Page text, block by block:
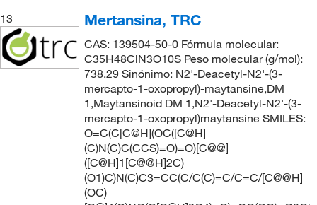
13
Mertansina, TRC
CAS: 139504-50-0 Fórmula molecular:
C35H48ClN3O10S Peso molecular (g/mol):
738.29 Sinónimo: N2'-Deacetyl-N2'-(3-
mercapto-1-oxopropyl)-maytansine,DM
1,Maytansinoid DM 1,N2'-Deacetyl-N2'-(3-
mercapto-1-oxopropyl)maytansine SMILES:
O=C(C[C@H](OC([C@H]
(C)N(C)C(CCS)=O)=O)[C@@]
([C@H]1[C@@H]2C)
(O1)C)N(C)C3=CC(C/C(C)=C/C=C/[C@@H]
(OC)